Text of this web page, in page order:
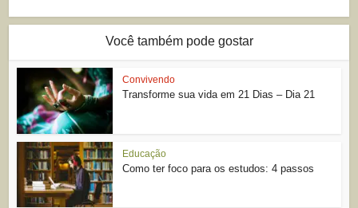
Você também pode gostar
Convivendo
Transforme sua vida em 21 Dias – Dia 21
Educação
Como ter foco para os estudos: 4 passos